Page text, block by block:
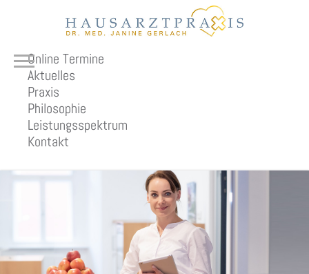
Online Termine
Aktuelles
Praxis
Philosophie
Leistungsspektrum
Kontakt